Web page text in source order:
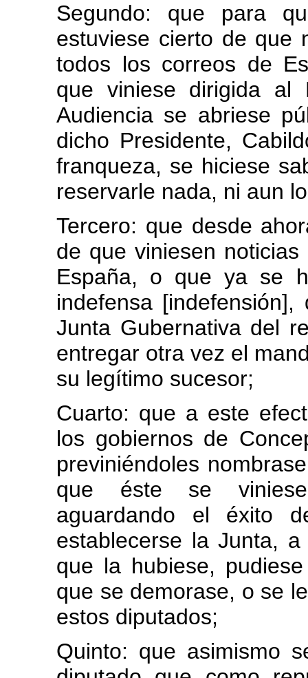
Segundo: que para
estuviese cierto de que
todos los correos de
que viniese dirigida
Audiencia se abriese
dicho Presidente,
franqueza, se hiciese
reservarle nada, ni aun
Tercero: que desde
de que viniesen
España, o que ya se
indefensa
Junta Gubernativa del
entregar otra vez el
su legítimo sucesor;
Cuarto: que a este
los gobiernos de
previniéndoles
que éste se
aguardando el éxito
establecerse la Junta,
que la hubiese,
que se demorase, o se
estos diputados;
Quinto: que asimismo